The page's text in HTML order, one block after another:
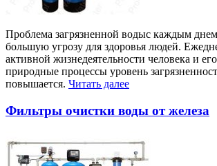
Проблема загрязненной водыс каждым днем
большую угрозу для здоровья людей.
активной жизнедеятельности человека и
природные процессы уровень
повышается. Читать далее
Фильтры очистки воды от железа